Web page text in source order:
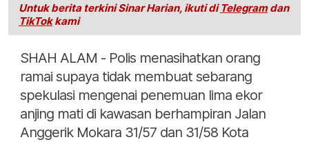
Untuk berita terkini Sinar Harian, ikuti di Telegramdan
TikTokkami
SHAH ALAM - Polis menasihatkan orang
ramai supaya tidak membuat sebarang
spekulasi mengenai penemuan lima ekor
anjing mati di kawasan berhampiran Jalan
Anggerik Mokara 31/57 dan 31/58 Kota